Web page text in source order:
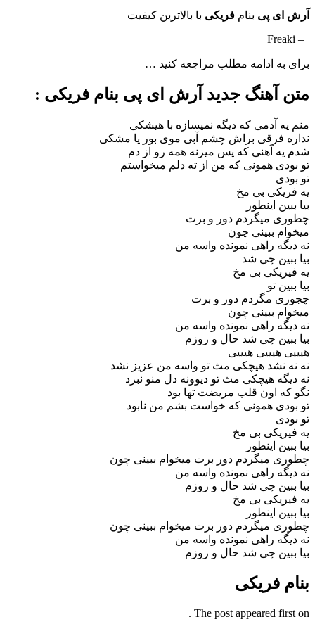
پی بنامفریکیبا بالاترین کیفیت
به ادامه مطلب مراجعه کنید …
آهنگ جدید آرش ای پی بنام فریکی :
آدمی که دیگه نمیسازه با هیشکی
فرقی براش چشم آبی موی بور یا مشکی
آهنی که پس میزنه همه رو از دم
همونی که من از ته دلم میخواستم
بی مخ
اینطور
میگردم دور و برت
ببینی چون
راهی نمونده واسه من
چی شد
بی مخ
تو
مگردم دور و برت
ببینی چون
راهی نمونده واسه من
چی شد حال و روزم
هیییی هیییی
نشد هیچکی مث تو واسه من عزیز نشد
هیچکی مث تو دیوونه دل منو نبرد
اون قلب مریضت تها بود
همونی که خواست بشم من نابود
بی مخ
اینطور
میگردم دور برت میخوام ببینی چون
راهی نمونده واسه من
چی شد حال و روزم
بی مخ
اینطور
میگردم دور برت میخوام ببینی چون
راهی نمونده واسه من
چی شد حال و روزم
فریکی
The post appeared